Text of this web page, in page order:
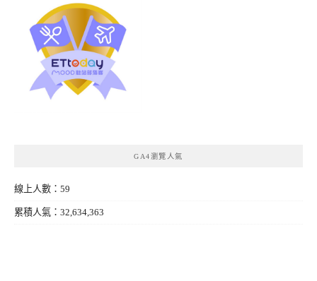
GA4瀏覽人氣
線上人數：59
累積人氣：32,634,363